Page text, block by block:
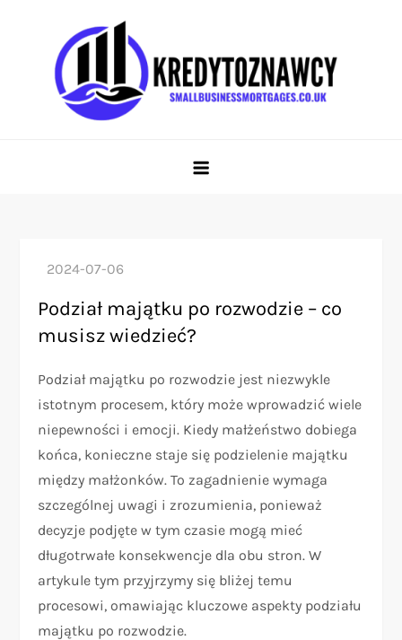
Podział majątku po rozwodzie – co
musisz wiedzieć?
Podział majątku po rozwodzie jest niezwykle
istotnym procesem, który może wprowadzić wiele
niepewności i emocji. Kiedy małżeństwo dobiega
końca, konieczne staje się podzielenie majątku
między małżonków. To zagadnienie wymaga
szczególnej uwagi i zrozumienia, ponieważ
decyzje podjęte w tym czasie mogą mieć
długotrwałe konsekwencje dla obu stron. W
artykule tym przyjrzymy się bliżej temu
procesowi, omawiając kluczowe aspekty podziału
majątku po rozwodzie.